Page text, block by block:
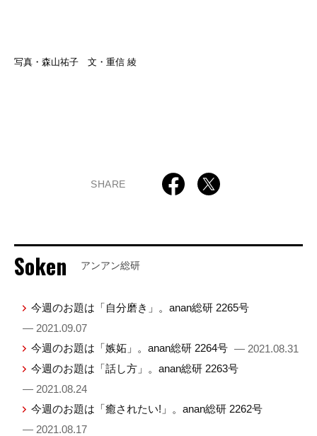
写真・森山祐子 文・重信 綾
SHARE
Soken アンアン総研
今週のお題は「自分磨き」。anan総研 2265号
— 2021.09.07
今週のお題は「嫉妬」。anan総研 2264号 — 2021.08.31
今週のお題は「話し方」。anan総研 2263号
— 2021.08.24
今週のお題は「癒されたい!」。anan総研 2262号
— 2021.08.17